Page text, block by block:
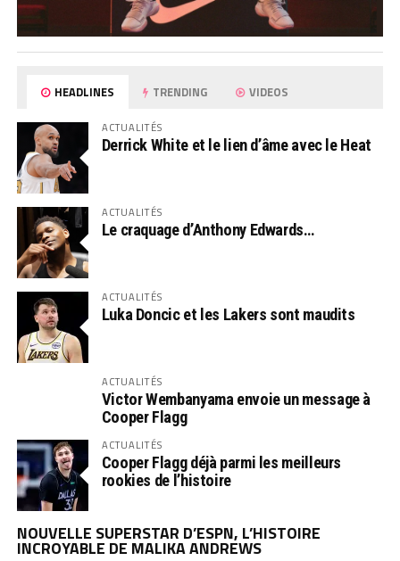
HEADLINES TRENDING VIDEOS
ACTUALITÉS
Derrick White et le lien d’âme avec le Heat
ACTUALITÉS
Le craquage d’Anthony Edwards…
ACTUALITÉS
Luka Doncic et les Lakers sont maudits
ACTUALITÉS
Victor Wembanyama envoie un message à
Cooper Flagg
ACTUALITÉS
Cooper Flagg déjà parmi les meilleurs
rookies de l’histoire
NOUVELLE SUPERSTAR D’ESPN, L’HISTOIRE
INCROYABLE DE MALIKA ANDREWS